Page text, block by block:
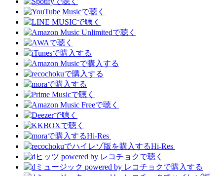
Hi-Res
Hi-Res